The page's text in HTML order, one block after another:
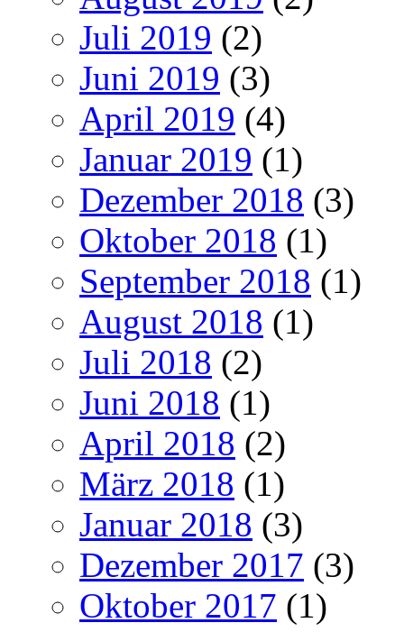
Juli 2019 (2)
Juni 2019 (3)
April 2019 (4)
Januar 2019 (1)
Dezember 2018 (3)
Oktober 2018 (1)
September 2018 (1)
August 2018 (1)
Juli 2018 (2)
Juni 2018 (1)
April 2018 (2)
März 2018 (1)
Januar 2018 (3)
Dezember 2017 (3)
Oktober 2017 (1)